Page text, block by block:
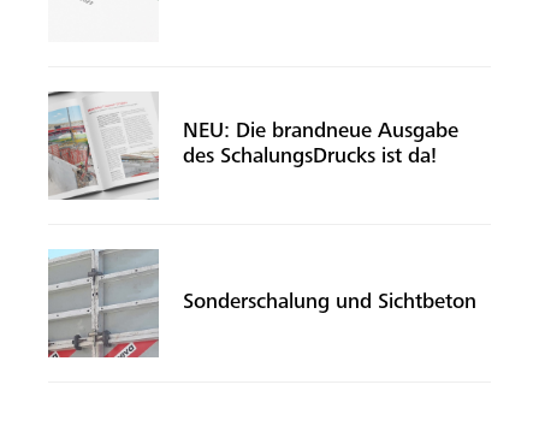
NEU: Die brandneue Ausgabe
des SchalungsDrucks ist da!
Sonderschalung und Sichtbeton